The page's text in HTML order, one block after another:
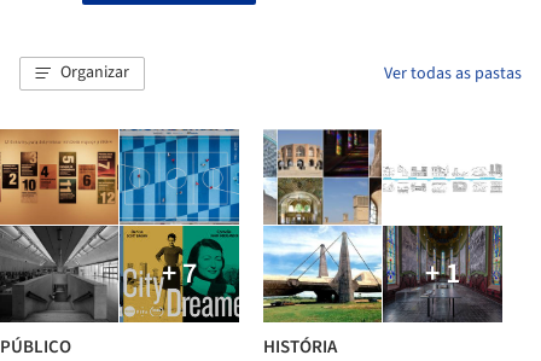
Organizar Ver todas as pastas
+ 7
PÚBLICO
+ 1
HISTÓRIA